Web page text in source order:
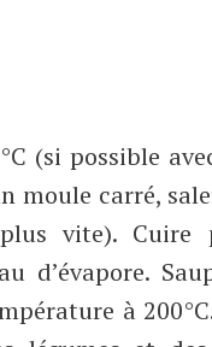
(si possible
moule carré,
vite). Cuire
d’évapore.
à